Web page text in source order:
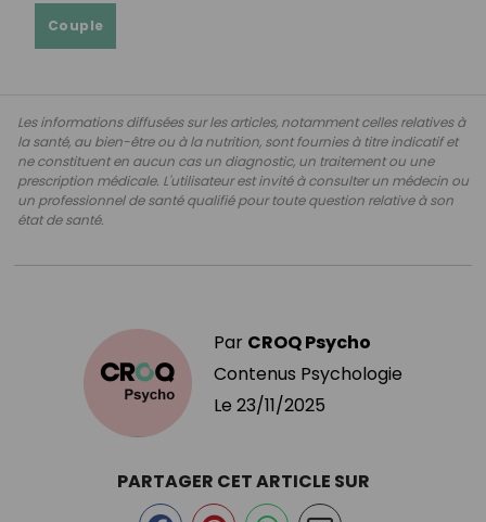
Couple
Les informations diffusées sur les articles, notamment celles relatives à
la santé, au bien-être ou à la nutrition, sont fournies à titre indicatif et
ne constituent en aucun cas un diagnostic, un traitement ou une
prescription médicale. L'utilisateur est invité à consulter un médecin ou
un professionnel de santé qualifié pour toute question relative à son
état de santé.
Par CROQ Psycho
Contenus Psychologie
Le 23/11/2025
PARTAGER CET ARTICLE SUR